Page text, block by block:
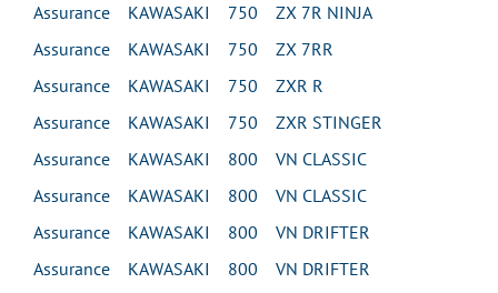
Assurance KAWASAKI 750 ZX 7R NINJA
Assurance KAWASAKI 750 ZX 7RR
Assurance KAWASAKI 750 ZXR R
Assurance KAWASAKI 750 ZXR STINGER
Assurance KAWASAKI 800 VN CLASSIC
Assurance KAWASAKI 800 VN CLASSIC
Assurance KAWASAKI 800 VN DRIFTER
Assurance KAWASAKI 800 VN DRIFTER